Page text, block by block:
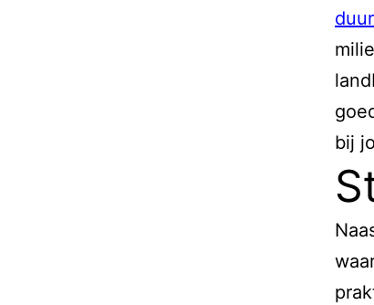
bij